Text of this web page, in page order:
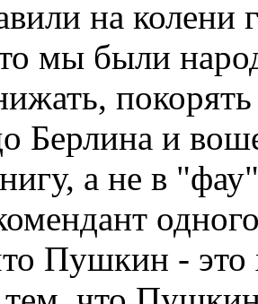
на колени
мы были
Берлина и
а не в
Пушкин - это